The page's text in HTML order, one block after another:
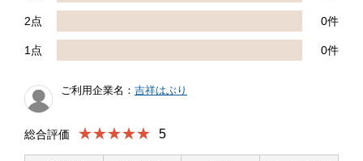
2点 0件
1点 0件
ご利用企業名： 吉祥はぶり
総合評価 ★★★★★ 5